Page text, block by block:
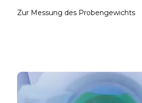
Zur Messung des Probengewichts